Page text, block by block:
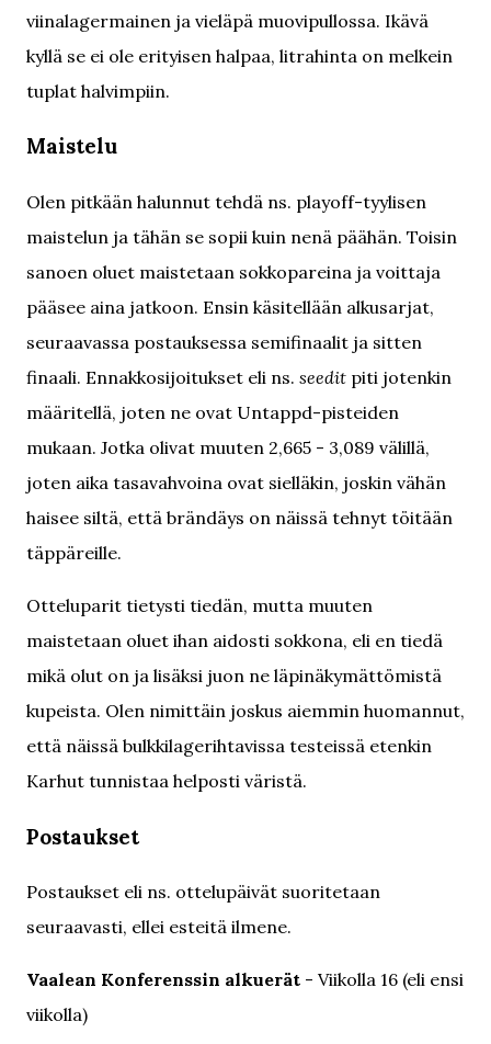
viinalagermainen ja vieläpä muovipullossa. Ikävä
kyllä se ei ole erityisen halpaa, litrahinta on melkein
tuplat halvimpiin.
Maistelu
Olen pitkään halunnut tehdä ns. playoff-tyylisen
maistelun ja tähän se sopii kuin nenä päähän. Toisin
sanoen oluet maistetaan sokkopareina ja voittaja
pääsee aina jatkoon. Ensin käsitellään alkusarjat,
seuraavassa postauksessa semifinaalit ja sitten
finaali. Ennakkosijoitukset eli ns. seedit piti jotenkin
määritellä, joten ne ovat Untappd-pisteiden
mukaan. Jotka olivat muuten 2,665 - 3,089 välillä,
joten aika tasavahvoina ovat sielläkin, joskin vähän
haisee siltä, että brändäys on näissä tehnyt töitään
täppäreille.
Otteluparit tietysti tiedän, mutta muuten
maistetaan oluet ihan aidosti sokkona, eli en tiedä
mikä olut on ja lisäksi juon ne läpinäkymättömistä
kupeista. Olen nimittäin joskus aiemmin huomannut,
että näissä bulkkilagerihtavissa testeissä etenkin
Karhut tunnistaa helposti väristä.
Postaukset
Postaukset eli ns. ottelupäivät suoritetaan
seuraavasti, ellei esteitä ilmene.
Vaalean Konferenssin alkuerät - Viikolla 16 (eli ensi
viikolla)